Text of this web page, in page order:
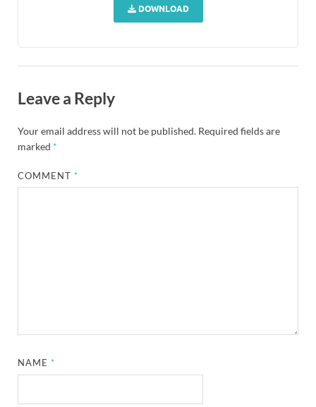
DOWNLOAD
Leave a Reply
Your email address will not be published. Required fields are
marked *
COMMENT*
NAME*